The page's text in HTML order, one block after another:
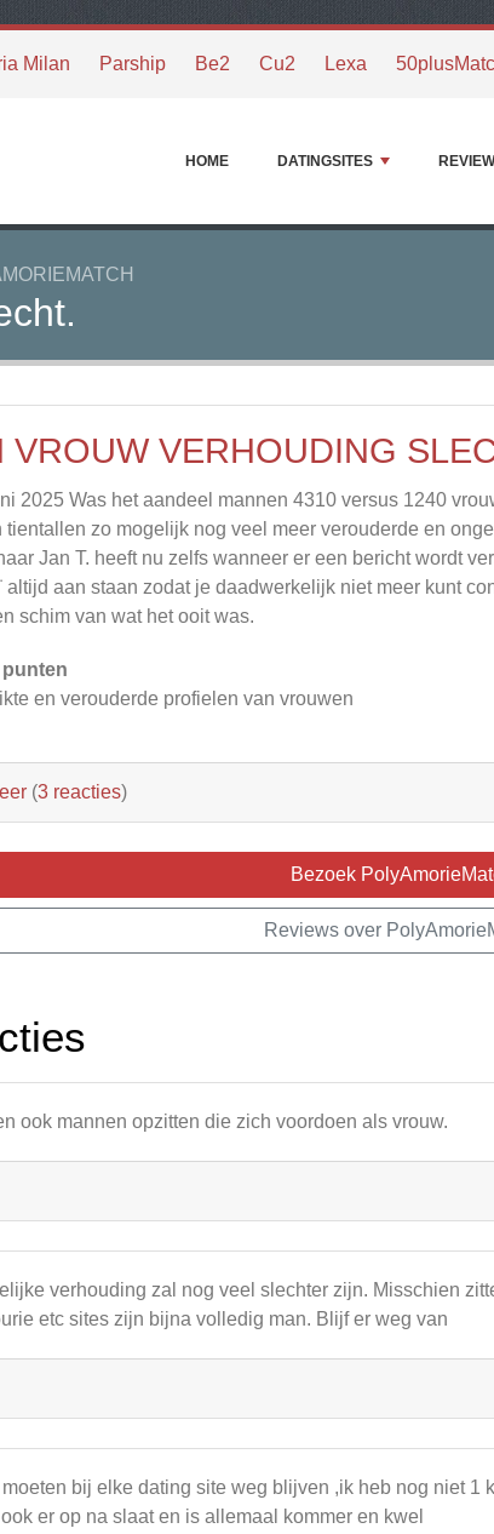
Milan Parship Be2 Cu2 Lexa
HOME DATINGSITES
VROUW VERHOUDING
2025 Was het aandeel mannen 4310 versus 1240
tientallen zo mogelijk nog veel meer verouderde en
Jan T. heeft nu zelfs wanneer er een bericht wordt
altijd aan staan zodat je daadwerkelijk niet meer kunt
schim van wat het ooit was.
en verouderde profielen van vrouwen
(3 reacties)
Bezoek
Reviews over
ook mannen opzitten die zich voordoen als vrouw.
verhouding zal nog veel slechter zijn. Misschien
etc sites zijn bijna volledig man. Blijf er weg van
bij elke dating site weg blijven ,ik heb nog niet 1
er op na slaat en is allemaal kommer en kwel